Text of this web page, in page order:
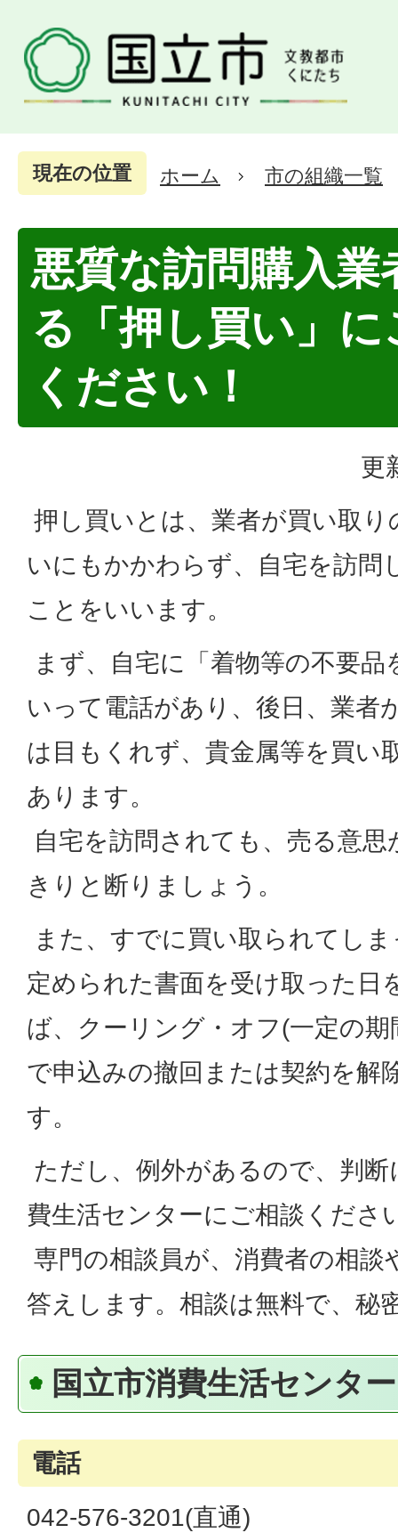
現在の位置 ホーム 市の組織一覧
悪質な訪問購入業
る「押し買い」に
ください！
更
押し買いとは、業者が買い取
いにもかかわらず、自宅を訪問
ことをいいます。
まず、自宅に「着物等の不要
いって電話があり、後日、業者
は目もくれず、貴金属等を買い
あります。
自宅を訪問されても、売る意
きりと断りましょう。
また、すでに買い取られてし
定められた書面を受け取った日
ば、クーリング・オフ(一定の
で申込みの撤回または契約を解
す。
ただし、例外があるので、判
費生活センターにご相談くださ
専門の相談員が、消費者の相談
答えします。相談は無料で、秘
国立市消費生活センター
電話
042-576-3201(直通)